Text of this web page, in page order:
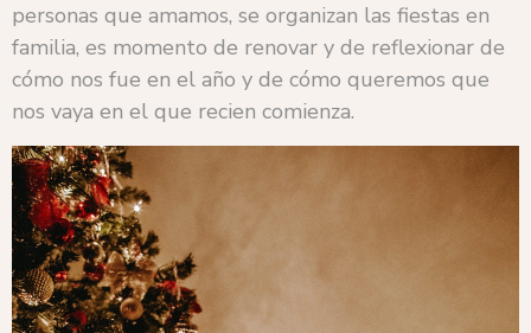
personas que amamos, se organizan las fiestas en
familia, es momento de renovar y de reflexionar de
cómo nos fue en el año y de cómo queremos que
nos vaya en el que recien comienza.